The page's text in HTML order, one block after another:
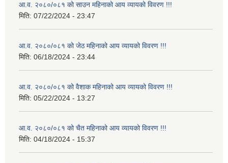
आ.व. २०८०/०८१ को साउन महिनाको आय व्यायको विवरण !!!
मिति: 07/22/2024 - 23:47
आ.व. २०८०/०८१ को जेठ महिनाको आय व्यायको विवरण !!!
मिति: 06/18/2024 - 23:44
आ.व. २०८०/०८१ को वैशाक महिनाको आय व्यायको विवरण !!!
मिति: 05/22/2024 - 13:27
आ.व. २०८०/०८१ को चैत महिनाको आय व्यायको विवरण !!!
मिति: 04/18/2024 - 15:37